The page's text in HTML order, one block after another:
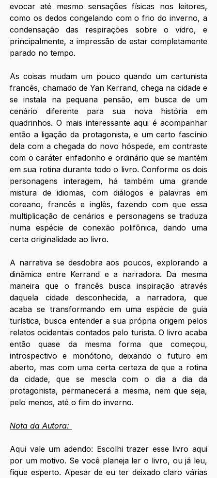
evocar até mesmo sensações físicas nos leitores,
como os dedos congelando com o frio do inverno, a
condensação das respirações sobre o vidro, e
principalmente, a impressão de estar completamente
parado no tempo.
As coisas mudam um pouco quando um cartunista
francês, chamado de Yan Kerrand, chega na cidade e
se instala na pequena pensão, em busca de um
cenário diferente para sua nova história em
quadrinhos. O mais interessante aqui é acompanhar
então a ligação da protagonista, e um certo fascínio
dela com a chegada do novo hóspede, em contraste
com o caráter enfadonho e ordinário que se mantém
em sua rotina durante todo o livro. Conforme os dois
personagens interagem, há também uma grande
mistura de idiomas, com diálogos e palavras em
coreano, francês e inglês, fazendo com que essa
multiplicação de cenários e personagens se traduza
numa espécie de conexão polifônica, dando uma
certa originalidade ao livro.
A narrativa se desdobra aos poucos, explorando a
dinâmica entre Kerrand e a narradora. Da mesma
maneira que o francês busca inspiração através
daquela cidade desconhecida, a narradora, que
acaba se transformando em uma espécie de guia
turística, busca entender a sua própria origem pelos
relatos ocidentais contados pelo turista. O livro acaba
então quase da mesma forma que começou,
introspectivo e monótono, deixando o futuro em
aberto, mas com uma certa certeza de que a rotina
da cidade, que se mescla com o dia a dia da
protagonista, permanecerá a mesma, nem que seja,
pelo menos, até o fim do inverno.
Nota da Autora:
Aqui vale um adendo: Escolhi trazer esse livro aqui
por um motivo. Se você planeja ler o livro, ou já leu,
fique esperto. Apesar de eu ter deixado claro várias